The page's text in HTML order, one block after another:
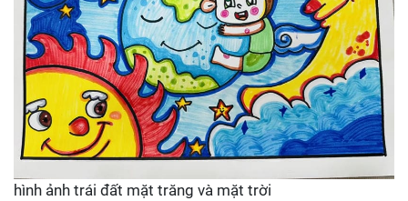
hình ảnh trái đất mặt trăng và mặt trời